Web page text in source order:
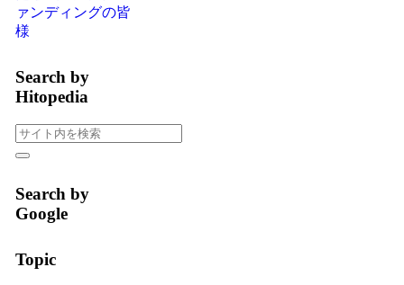
ァンディングの皆
様
Search by
Hitopedia
Search by
Google
Topic